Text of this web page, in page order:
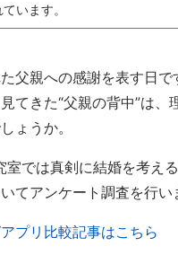
います。
父親への感謝を表す日
てきた“父親の背中”は
ょうか。
では真剣に結婚を考え
てアンケート調査を行い
プリ比較記事はこちら